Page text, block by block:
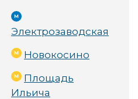
Электрозаводская
Новокосино
Площадь
Ильича